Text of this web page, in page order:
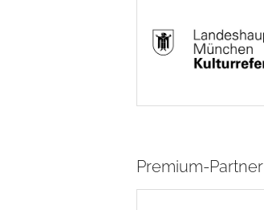
Premium-Partner